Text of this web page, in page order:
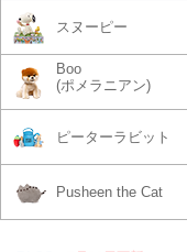
スヌーピー
Boo
(ポメラニアン)
ピーターラビット
Pusheen the Cat